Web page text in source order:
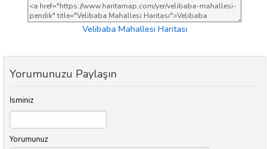
Velibaba Mahallesi Haritası
Yorumunuzu Paylaşın
İsminiz
Yorumunuz